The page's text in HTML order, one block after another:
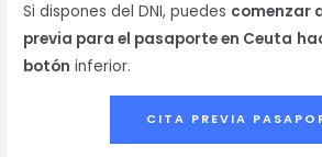
Si dispones del DNI, puedes comenzar
previa para el pasaporte en Ceuta
botón inferior.
CITA PREVIA